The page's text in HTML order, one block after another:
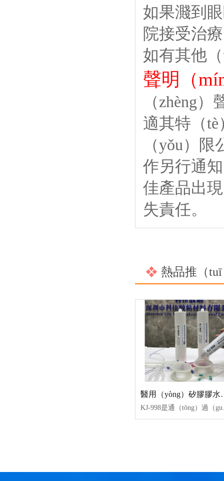
如果濺到
院接受治
如有其他
聲明（
（zhèng
適其特（
（yǒu）
作另行通
佳產品出
失責任。
熱品推（
醫用（